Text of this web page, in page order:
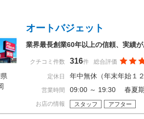
オートバジェット
業界最長創業60年以上の信頼、実績
クチコミ件数 316件 総合評価
定休日 年中無休（年末年始１
営業時間 09:00 ～ 19:30 春夏
お店の情報 スタッフ アフター